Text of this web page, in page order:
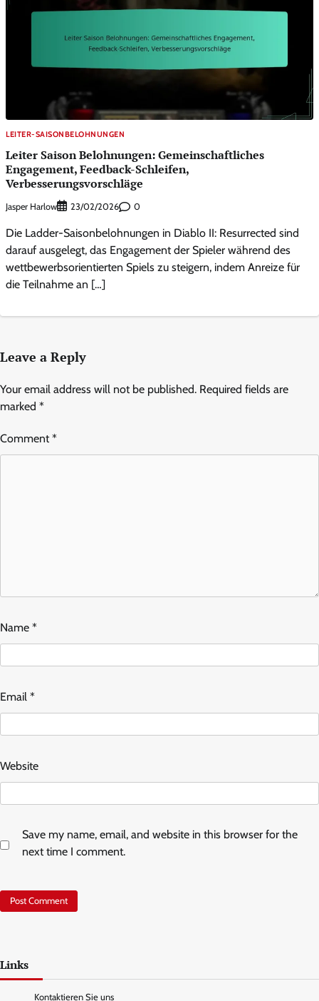
LEITER-SAISONBELOHNUNGEN
Leiter Saison Belohnungen: Gemeinschaftliches
Engagement, Feedback-Schleifen,
Verbesserungsvorschläge
Jasper Harlow 23/02/2026 0
Die Ladder-Saisonbelohnungen in Diablo II: Resurrected sind
darauf ausgelegt, das Engagement der Spieler während des
wettbewerbsorientierten Spiels zu steigern, indem Anreize für
die Teilnahme an […]
Leave a Reply
Your email address will not be published. Required fields are
marked *
Comment*
Name *
Email *
Website
Save my name, email, and website in this browser for the
next time I comment.
Links
Kontaktieren Sie uns